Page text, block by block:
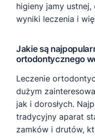
higieny jamy ustnej,
wyniki leczenia i
Jakie są
ortodontycznego
Leczenie
dużym
jak i dorosłych.
tradycyjny aparat
zamków i drutów,